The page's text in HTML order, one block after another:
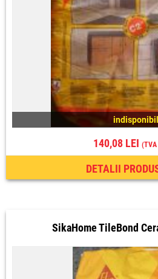
indisponibil
140,08 LEI
DETALII
SikaHome TileBond